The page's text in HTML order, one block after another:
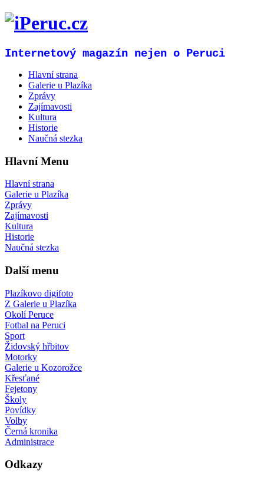
Internetový magazín nejen o Peruci
Hlavní strana
Galerie u Plazíka
Zprávy
Zajímavosti
Kultura
Historie
Naučná stezka
Hlavní Menu
Hlavní strana
Galerie u Plazíka
Zprávy
Zajímavosti
Kultura
Historie
Naučná stezka
Další menu
Plazíkovo digifoto
Z Galerie u Plazíka
Okolí Peruce
Fotbal na Peruci
Sport
Židovský hřbitov
Motorky
Galerie u Kozorožce
Křesťané
Fejetony
Školy
Povídky
Volby
Černá kronika
Administrace
Odkazy